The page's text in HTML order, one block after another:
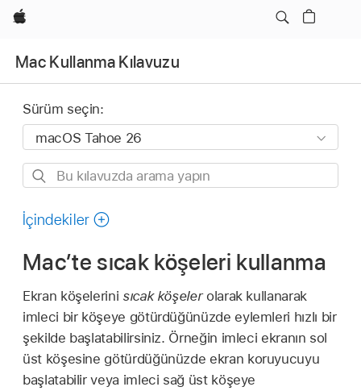
wzlhp
Mac Kullanma Kılavuzu
Sürüm seçin:
Bu
arama
İçindekiler
Mac’te sıcak köşeleri kullanma
Ekran köşelerini sıcak köşelerolarak kullanarak
imleci bir köşeye götürdüğünüzde eylemleri hızlı bir
şekilde başlatabilirsiniz. Örneğin imleci ekranın sol
üst köşesine götürdüğünüzde ekran koruyucuyu
başlatabilir veya imleci sağ üst köşeye